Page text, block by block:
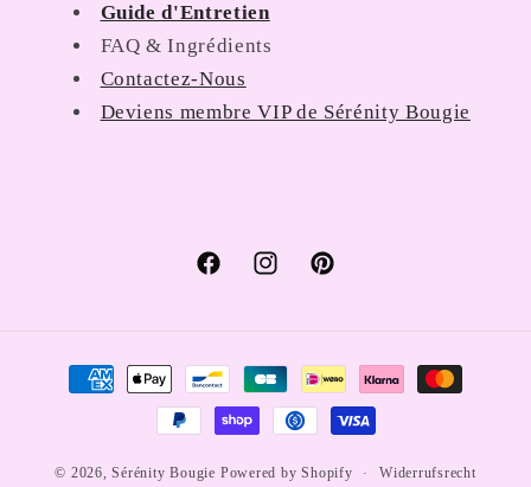
Guide d'Entretien
FAQ & Ingrédients
Contactez-Nous
Deviens membre VIP de Sérénity Bougie
FacebookInstagramPinterest
Zahlungsmethoden
© 2026,Sérénity Bougie Powered by Shopify Widerrufsrecht